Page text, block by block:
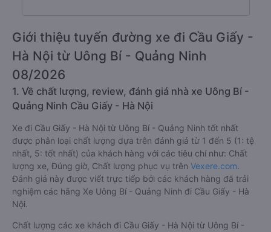
Giới thiệu tuyến đường xe đi Cầu Giấy -
Hà Nội từ Uông Bí - Quảng Ninh
08/2026
1. Về chất lượng, review, đánh giá nhà xe Uông Bí -
Quảng Ninh Cầu Giấy - Hà Nội
Xe đi Cầu Giấy - Hà Nội từ Uông Bí - Quảng Ninh tốt nhất
được phân loại chất lượng dựa trên đánh giá từ 1 đến 5 (1: tệ
nhất, 5: tốt nhất) của khách hàng với các tiêu chí như: Chất
lượng xe, Đúng giờ, Chất lượng phục vụ trên Vexere.com.
Đánh giá này được viết trực tiếp bởi các khách hàng đã trải
nghiệm các hãng Xe Uông Bí - Quảng Ninh đi Cầu Giấy - Hà
Nội.
Chất lượng các xe khách đi Cầu Giấy - Hà Nội từ Uông Bí -